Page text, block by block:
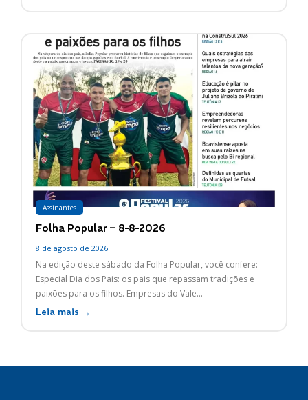
Assinantes
Folha Popular – 8-8-2026
8 de agosto de 2026
Na edição deste sábado da Folha Popular, você confere:
Especial Dia dos Pais: os pais que repassam tradições e
paixões para os filhos. Empresas do Vale...
Leia mais →